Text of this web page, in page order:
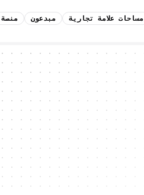
مبدعون مساحات علامة تجارية